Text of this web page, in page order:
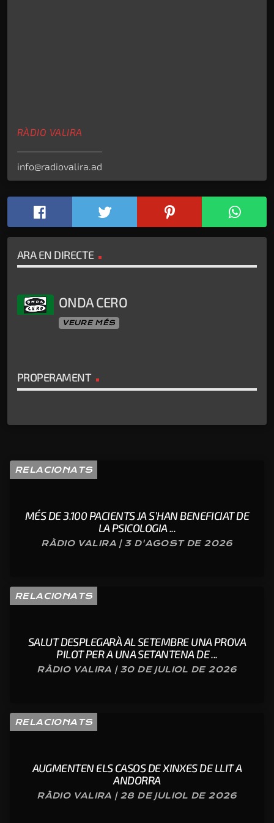
RÀDIO VALIRA
info@radiovalira.ad
ARA EN DIRECTE
ONDA CERO
VEURE MÉS
PROPERAMENT
RELACIONATS
MÉS DE 3.100 PACIENTS JA S’HAN BENEFICIAT DE
LA PSICOLOGIA ...
RÀDIO VALIRA | 3 D'AGOST DE 2026
RELACIONATS
SALUT DESPLEGARÀ AL SETEMBRE UNA PROVA
PILOT PER A UNA SETANTENA DE ...
RÀDIO VALIRA | 30 DE JULIOL DE 2026
RELACIONATS
AUGMENTEN ELS CASOS DE XINXES DE LLIT A
ANDORRA
RÀDIO VALIRA | 28 DE JULIOL DE 2026